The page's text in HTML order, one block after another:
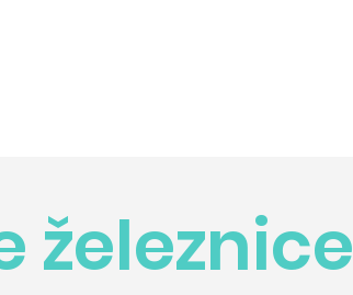
železnice